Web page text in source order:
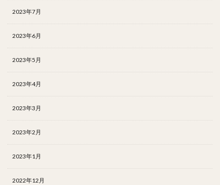
2023年7月
2023年6月
2023年5月
2023年4月
2023年3月
2023年2月
2023年1月
2022年12月